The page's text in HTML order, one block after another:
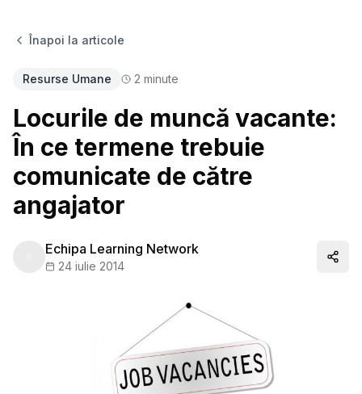
Înapoi la articole
Resurse Umane 2 minute
Locurile de muncă vacante:
În ce termene trebuie
comunicate de către
angajator
Echipa Learning Network
24 iulie 2014